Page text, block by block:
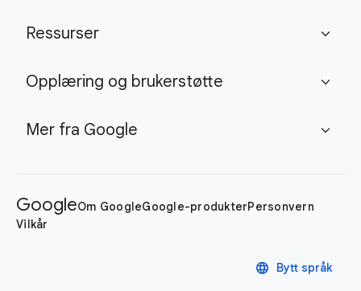
Ressurser expand_more
Opplæring og brukerstøtte expand_more
Mer fra Google expand_more
GoogleOm GoogleGoogle-produkterPersonvern
Vilkår
language Bytt språk